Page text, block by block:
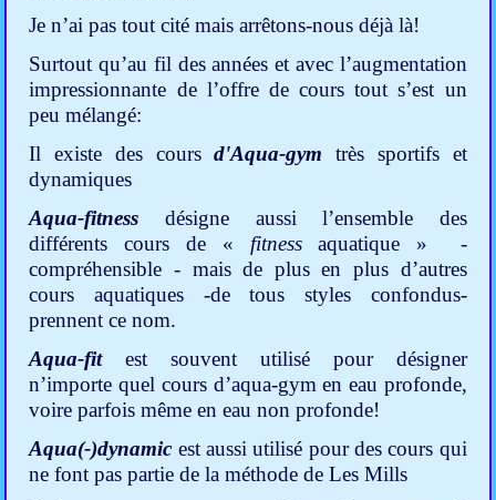
Je n’ai pas tout cité mais arrêtons-nous déjà là!
Surtout qu’au fil des années et avec l’augmentation
impressionnante de l’offre de cours tout s’est un
peu mélangé:
Il existe des coursd'Aqua-gym
très sportifs et
dynamiques
Aqua-fitness désigne aussi l’ensemble des
différents cours de « fitnessaquatique »
-
compréhensible - mais de plus en plus d’autres
cours aquatiques -de tous styles confondus-
prennent ce nom.
Aqua-fitest souvent utilisé pour désigner
n’importe quel cours d’aqua-gym en eau profonde,
voire parfois même en eau non profonde!
Aqua(-)dynamic est aussi utilisé pour des cours qui
ne font pas partie de la méthode de Les Mills